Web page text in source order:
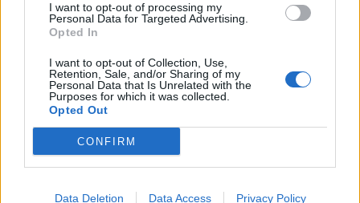
I want to opt-out of processing my
Personal Data for Targeted Advertising.
Opted In
I want to opt-out of Collection, Use,
Retention, Sale, and/or Sharing of my
Personal Data that Is Unrelated with the
Purposes for which it was collected.
Opted Out
CONFIRM
Data Deletion Data Access Privacy Policy
6 COMMENTS
ΤΕΛΕΥΤΑΙΑ ΝΕΑ
ΠΑΝΑΙΤΩΛΙΚΟΣ
Θλίψη για τον θάνατο του παλαίμαχου
του Παναιτωλικού, Κώστα
Καμποσιώρα
Ήττα στο φινάλε στη Λιβαδειά